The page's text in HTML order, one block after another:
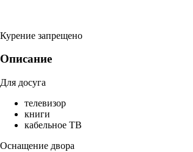
Курение запрещено
Описание
Для досуга
телевизор
книги
кабельное ТВ
Оснащение двора